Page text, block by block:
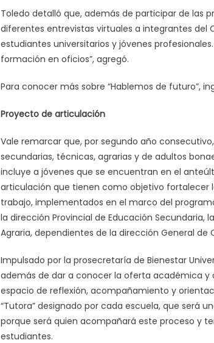
Toledo detalló que, además de participar de las
diferentes entrevistas virtuales a integrantes del
estudiantes universitarios y jóvenes
formación en oficios”, agregó.
Para conocer más sobre “Hablemos de futuro”,
Proyecto de articulación
Vale remarcar que, por segundo año
secundarias, técnicas, agrarias y de adultos
incluye a jóvenes que se encuentran en el
articulación que tienen como objetivo fortalecer
trabajo, implementados en el marco del
la dirección Provincial de Educación Secundaria,
Agraria, dependientes de la dirección General de
Impulsado por la prosecretaría de Bienestar
además de dar a conocer la oferta académica y
espacio de reflexión, acompañamiento y
“Tutora” designado por cada escuela, que será
porque será quien acompañará este proceso y
estudiantes.